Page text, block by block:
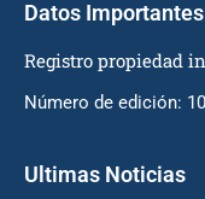
Datos Importantes
Registro propiedad
Número de edición:
Ultimas Noticias